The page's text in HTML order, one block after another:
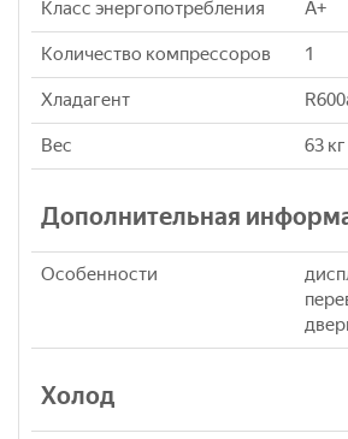
Класс энергопотребления A+
Количество компрессоров 1
Хладагент
Вес 63 кг
Дополнительная
Особенности
Холод